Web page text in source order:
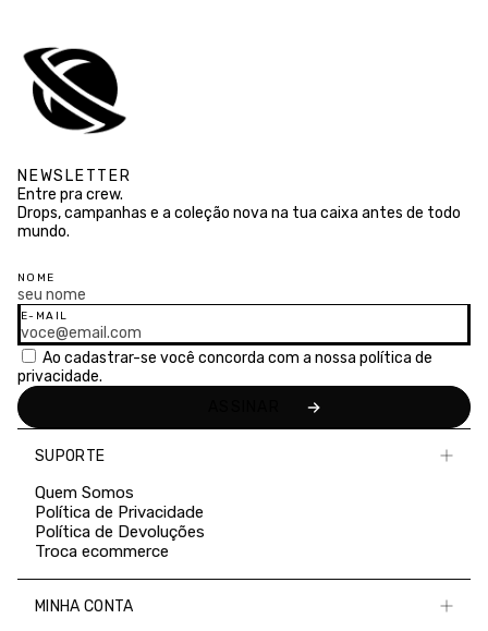
NEWSLETTER
Entre pra crew.
Drops, campanhas e a coleção nova na tua caixa antes de todo
mundo.
NOME
E-MAIL
Ao cadastrar-se você concorda com a nossa política de
privacidade.
SUPORTE
Quem Somos
Política de Privacidade
Política de Devoluções
Troca ecommerce
MINHA CONTA